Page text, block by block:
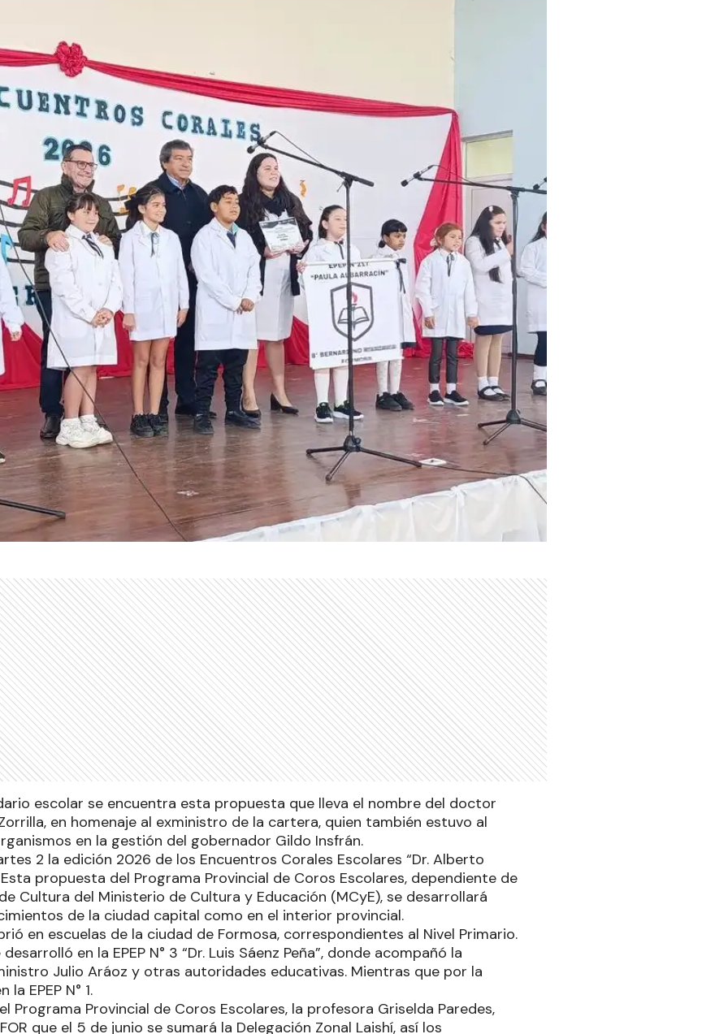
escolar se encuentra esta propuesta que lleva el nombre del doctor
en homenaje al exministro de la cartera, quien también estuvo al
en la gestión del gobernador Gildo Insfrán.
2 la edición 2026 de los Encuentros Corales Escolares “Dr. Alberto
propuesta del Programa Provincial de Coros Escolares, dependiente de
Cultura del Ministerio de Cultura y Educación (MCyE), se desarrollará
de la ciudad capital como en el interior provincial.
en escuelas de la ciudad de Formosa, correspondientes al Nivel Primario.
en la EPEP N° 3 “Dr. Luis Sáenz Peña”, donde acompañó la
Julio Aráoz y otras autoridades educativas. Mientras que por la
EPEP N° 1.
Programa Provincial de Coros Escolares, la profesora Griselda Paredes,
que el 5 de junio se sumará la Delegación Zonal Laishí, así los